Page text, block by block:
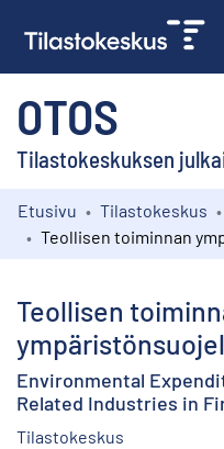
OTOS
Tilastokeskuksen
Kokoelmat
Etusivu Tilastokeskus
Teollisen
Environmental
Related Industries in
Tilastokeskus